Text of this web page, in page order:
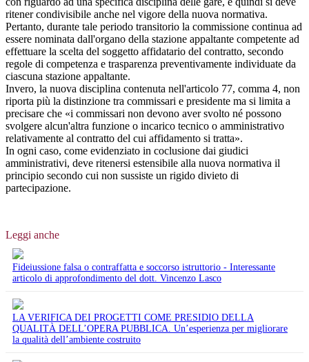
ritener condivisibile anche nel vigore della nuova normativa.
Pertanto, durante tale periodo transitorio la commissione continua ad
essere nominata dall'organo della stazione appaltante competente ad
effettuare la scelta del soggetto affidatario del contratto, secondo
regole di competenza e trasparenza preventivamente individuate da
ciascuna stazione appaltante.
Invero, la nuova disciplina contenuta nell'articolo 77, comma 4, non
riporta più la distinzione tra commissari e presidente ma si limita a
precisare che «i commissari non devono aver svolto né possono
svolgere alcun'altra funzione o incarico tecnico o amministrativo
relativamente al contratto del cui affidamento si tratta».
In ogni caso, come evidenziato in coclusione dai giudici
amministrativi, deve ritenersi estensibile alla nuova normativa il
principio secondo cui non sussiste un rigido divieto di
partecipazione.
Leggi anche
Fideiussione falsa o contraffatta e soccorso istruttorio - Interessante
articolo di approfondimento del dott. Vincenzo Lasco
LA VERIFICA DEI PROGETTI COME PRESIDIO DELLA
QUALITÀ DELL’OPERA PUBBLICA. Un’esperienza per migliorare
la qualità dell’ambiente costruito